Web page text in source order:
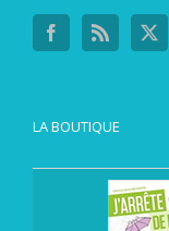
LA BOUTIQUE